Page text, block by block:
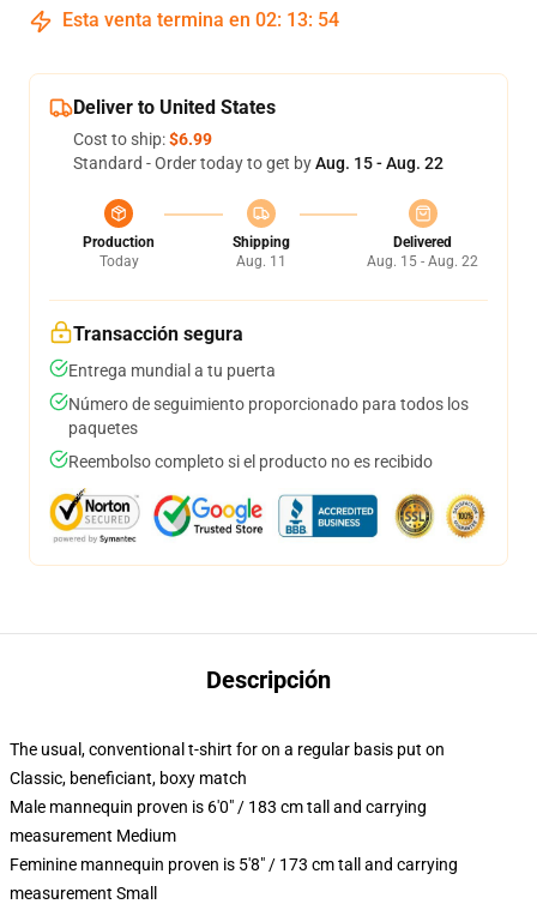
Esta venta termina en 02: 13: 54
Deliver to United States
Cost to ship:$6.99
Standard - Order today to get byAug. 15 - Aug. 22
Production
Today
Shipping
Aug. 11
Delivered
Aug. 15 - Aug. 22
Transacción segura
Entrega mundial a tu puerta
Número de seguimiento proporcionado para todos los
paquetes
Reembolso completo si el producto no es recibido
Descripción
The usual, conventional t-shirt for on a regular basis put on
Classic, beneficiant, boxy match
Male mannequin proven is 6'0" / 183 cm tall and carrying
measurement Medium
Feminine mannequin proven is 5'8" / 173 cm tall and carrying
measurement Small